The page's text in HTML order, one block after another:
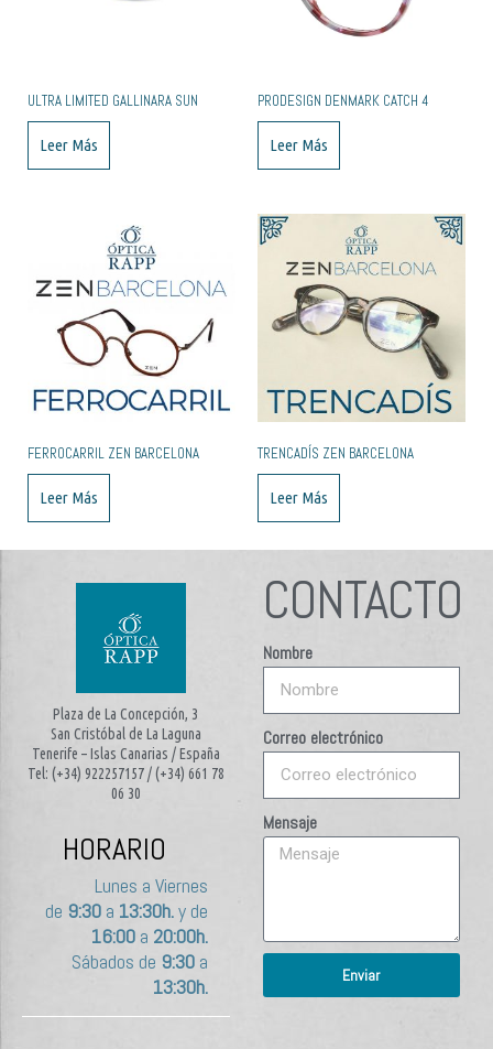
ULTRA LIMITED GALLINARA SUN
Leer Más
PRODESIGN DENMARK CATCH 4
Leer Más
FERROCARRIL ZEN BARCELONA
Leer Más
TRENCADÍS ZEN BARCELONA
Leer Más
Plaza de La Concepción, 3
San Cristóbal de La Laguna
Tenerife – Islas Canarias / España
Tel: (+34) 922257157 / (+34) 661 78
06 30
HORARIO
Lunes a Viernes
de 9:30a 13:30h.y de
16:00a 20:00h.
Sábados de 9:30a
13:30h.
CONTACTO
Nombre
Correo electrónico
Mensaje
Enviar